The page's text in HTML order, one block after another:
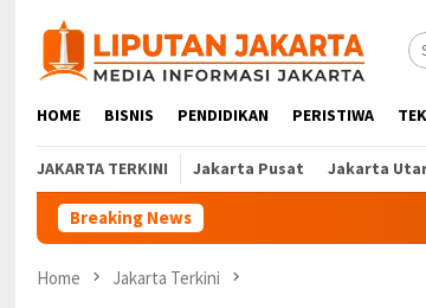
content
HOME BISNIS PENDIDIKAN PERISTIWA
JAKARTA TERKINI Jakarta Pusat Jakarta
Breaking News
Home Jakarta Terkini